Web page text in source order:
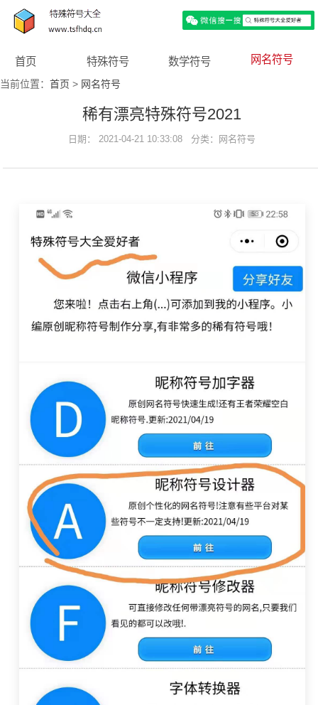
首页 特殊符号 数学符号 网名符号
当前位置： 首页 > 网名符号
稀有漂亮特殊符号2021
日期： 2021-04-21 10:33:08 分类： 网名符号